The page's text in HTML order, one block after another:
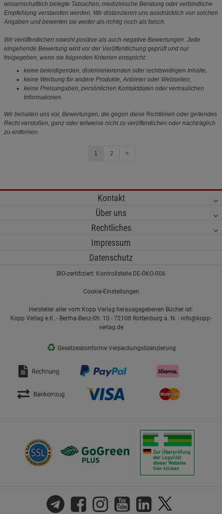
wissenschaftlich belegte Tatsachen, medizinische Beratung oder verbindliche
Empfehlung verstanden werden. Wir distanzieren uns ausdrücklich von solchen
Angaben und bewerten sie weder als richtig noch als falsch.
Wir veröffentlichen sowohl positive als auch negative Bewertungen. Jede
eingehende Bewertung wird vor der Veröffentlichung geprüft und nur
freigegeben, wenn sie folgenden Kriterien entspricht:
keine beleidigenden, diskriminierenden oder rechtswidrigen Inhalte,
keine Werbung für andere Produkte, Anbieter oder Webseiten,
keine Preisangaben, persönlichen Kontaktdaten oder vertraulichen
Informationen.
Wir behalten uns vor, Bewertungen, die gegen diese Richtlinien oder geltendes
Recht verstoßen, ganz oder teilweise nicht zu veröffentlichen oder nachträglich
zu entfernen.
1 2 >
Kontakt
Über uns
Rechtliches
Impressum
Datenschutz
BIO-zertifiziert: Kontrollstelle DE-ÖKO-006
Cookie-Einstellungen
Hersteller aller vom Kopp Verlag herausgegebenen Bücher ist:
Kopp Verlag e.K. - Bertha-Benz-Str. 10 - 72108 Rottenburg a. N. - info@kopp-
verlag.de
♻ Gesetzeskonforme Verpackungslizenzierung